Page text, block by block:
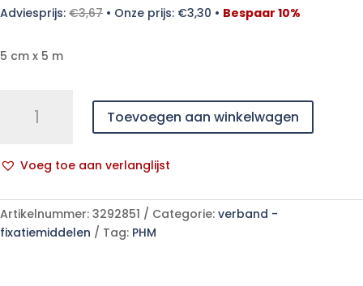
Adviesprijs: €3,67 • Onze prijs: €3,30 • Bespaar 10%
5 cm x 5 m
aantal
Toevoegen aan winkelwagen
Voeg toe aan verlanglijst
l
t
e
Artikelnummer: 3292851 Categorie: verband -
fixatiemiddelen
Tag: PHM